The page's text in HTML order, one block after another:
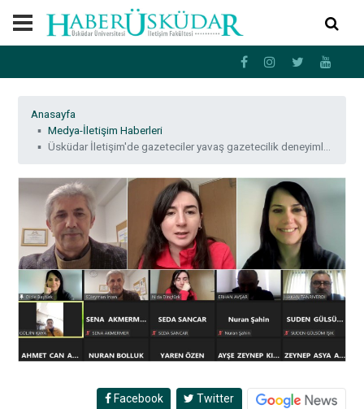
Anasayfa
Medya-İletişim Haberleri
Üsküdar İletişim'de gazeteciler yavaş gazetecilik deneyimlerini paylaştı
Facebook Twitter